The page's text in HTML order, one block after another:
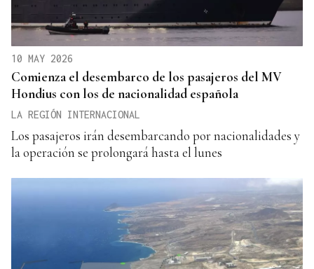
10 MAY 2026
Comienza el desembarco de los pasajeros del MV
Hondius con los de nacionalidad española
LA REGIÓN INTERNACIONAL
Los pasajeros irán desembarcando por nacionalidades y
la operación se prolongará hasta el lunes